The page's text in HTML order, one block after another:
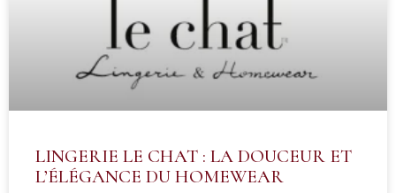
LINGERIE LE CHAT : LA DOUCEUR ET
L’ÉLÉGANCE DU HOMEWEAR